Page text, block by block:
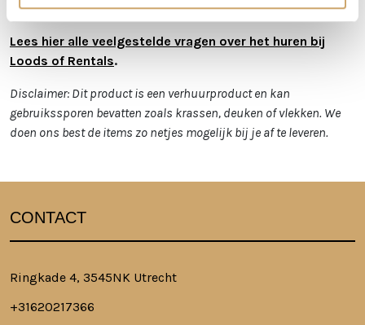
moeten we deze kosten wel in rekening brengen.
Lees hier alle veelgestelde vragen over het huren bij
Loods of Rentals.
Disclaimer: Dit product is een verhuurproduct en kan
gebruikssporen bevatten zoals krassen, deuken of vlekken. We
doen ons best de items zo netjes mogelijk bij je af te leveren.
CONTACT
Ringkade 4, 3545NK Utrecht
+31620217366